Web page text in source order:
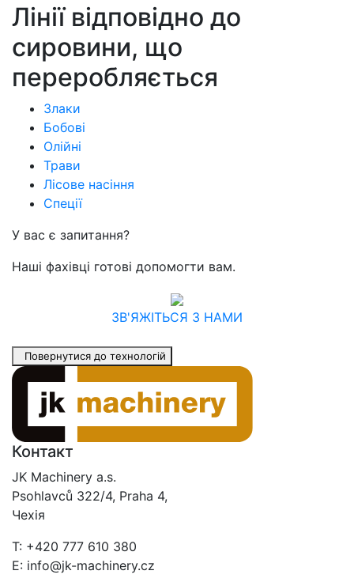
Лінії відповідно до
сировини, що
переробляється
Злаки
Бобові
Олійні
Трави
Лісове насіння
Спеції
У вас є запитання?
Наші фахівці готові допомогти вам.
ЗВ'ЯЖІТЬСЯ З НАМИ
Повернутися до технологій
Контакт
JK Machinery a.s.
Psohlavců 322/4, Praha 4,
Чехія
T: +420 777 610 380
E: info@jk-machinery.cz